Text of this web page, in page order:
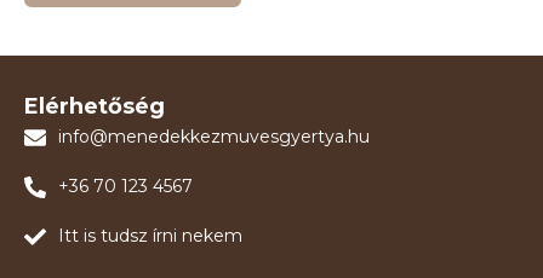
Elérhetőség
info@menedekkezmuvesgyertya.hu
+36 70 123 4567
Itt is tudsz írni nekem